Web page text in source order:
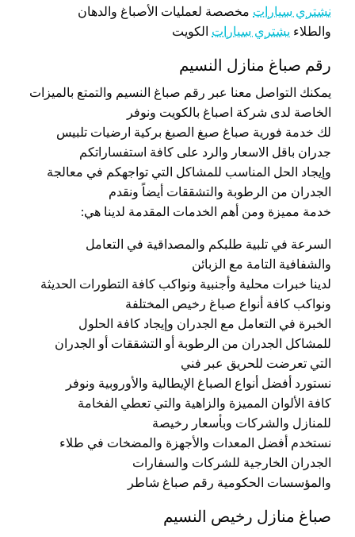
نشتري سيارات مخصصة لعمليات الأصباغ والدهان
والطلاء يشتري سيارات الكويت
رقم صباغ منازل النسيم
يمكنك التواصل معنا عبر رقم صباغ النسيم والتمتع بالميزات
الخاصة لدى شركة اصباغ بالكويت ونوفر
لك خدمة فورية صباغ صبغ الصبغ بركية ارضيات تلبيس
جدران باقل الاسعار والرد على كافة استفساراتكم
وإيجاد الحل المناسب للمشاكل التي تواجهكم في معالجة
الجدران من الرطوبة والتشققات أيضاً ونقدم
خدمة مميزة ومن أهم الخدمات المقدمة لدينا هي:
السرعة في تلبية طلبكم والمصداقية في التعامل
والشفافية التامة مع الزبائن
لدينا خبرات محلية وأجنبية ونواكب كافة التطورات الحديثة
ونواكب كافة أنواع صباغ رخيص المختلفة
الخبرة في التعامل مع الجدران وإيجاد كافة الحلول
للمشاكل الجدران من الرطوبة أو التشققات أو الجدران
التي تعرضت للحريق عبر فني
نستورد أفضل أنواع الصباغ الإيطالية والأوروبية ونوفر
كافة الألوان المميزة والزاهية والتي تعطي الفخامة
للمنازل والشركات وبأسعار رخيصة
نستخدم أفضل المعدات والأجهزة والمضخات في طلاء
الجدران الخارجية للشركات والسفارات
والمؤسسات الحكومية رقم صباغ شاطر
صباغ منازل رخيص النسيم